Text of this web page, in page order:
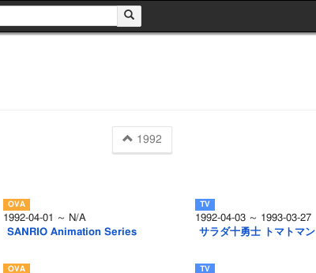
1992
1992-04-01 ～ N/A
SANRIO Animation Series
1992-04-03 ～ 1993-03-27
サラダ十勇士 トマトマン